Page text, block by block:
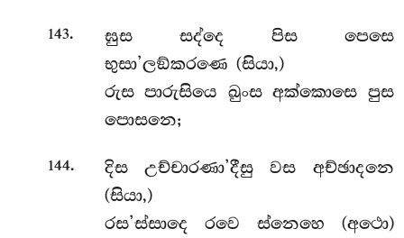
143.
ඝුස සද්දෙ පිස පෙසෙ
භුසා’ලඞ්කරණෙ (සියා,)
රුස පාරුසියෙ ඛුංස අක්කොසෙ පුස
පොසනෙ;
144.
දිස උච්චාරණා’දීසු වස අච්ඡාදනෙ
(සියා,)
රස’ස්සාදෙ රවෙ ස්නෙහෙ (අථො)